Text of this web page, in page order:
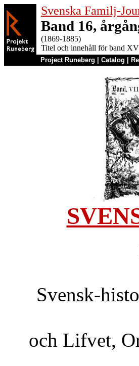
Svenska Familj-
Band 16,
(1869-1885)
Titel och innehåll för band
Project Runeberg Catalog
Svensk-
och Lifvet,